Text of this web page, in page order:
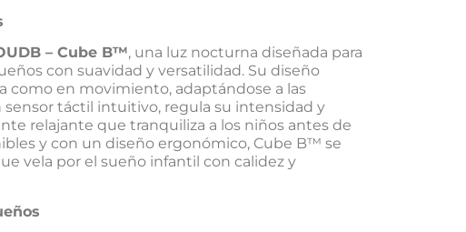
– Cube B™, una luz nocturna diseñada para
con suavidad y versatilidad. Su diseño
en movimiento, adaptándose a las
táctil intuitivo, regula su intensidad y
relajante que tranquiliza a los niños antes de
y con un diseño ergonómico, Cube B™ se
vela por el sueño infantil con calidez y